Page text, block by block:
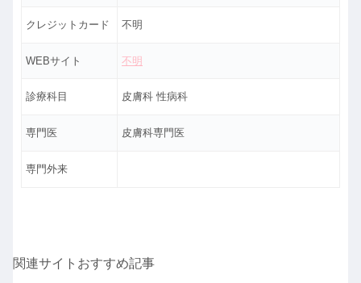
クレジットカード 不明
WEBサイト 不明
診療科目 皮膚科 性病科
専門医 皮膚科専門医
専門外来
関連サイトおすすめ記事